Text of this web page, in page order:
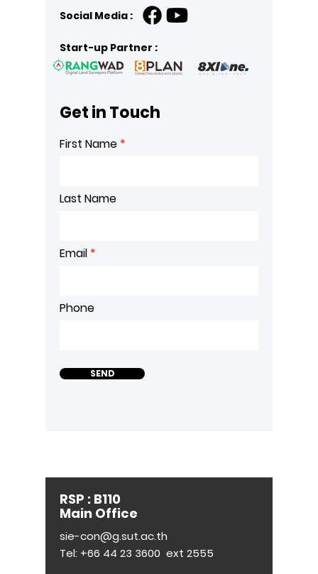
Social Media :
Start-up Partner :
Get in Touch
First Name
Last Name
Email
Phone
SEND
RSP : B110
Main Office
sie-con@g.sut.ac.th
Tel: +66 44 23 3600 ext 2555